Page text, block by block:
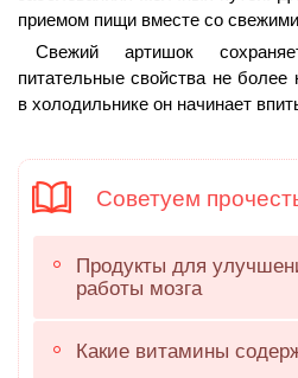
приемом пищи вместе со
Свежий артишок
питательные свойства не
в холодильнике он начинает
Советуем
Продукты для
работы мозга
Какие витамины